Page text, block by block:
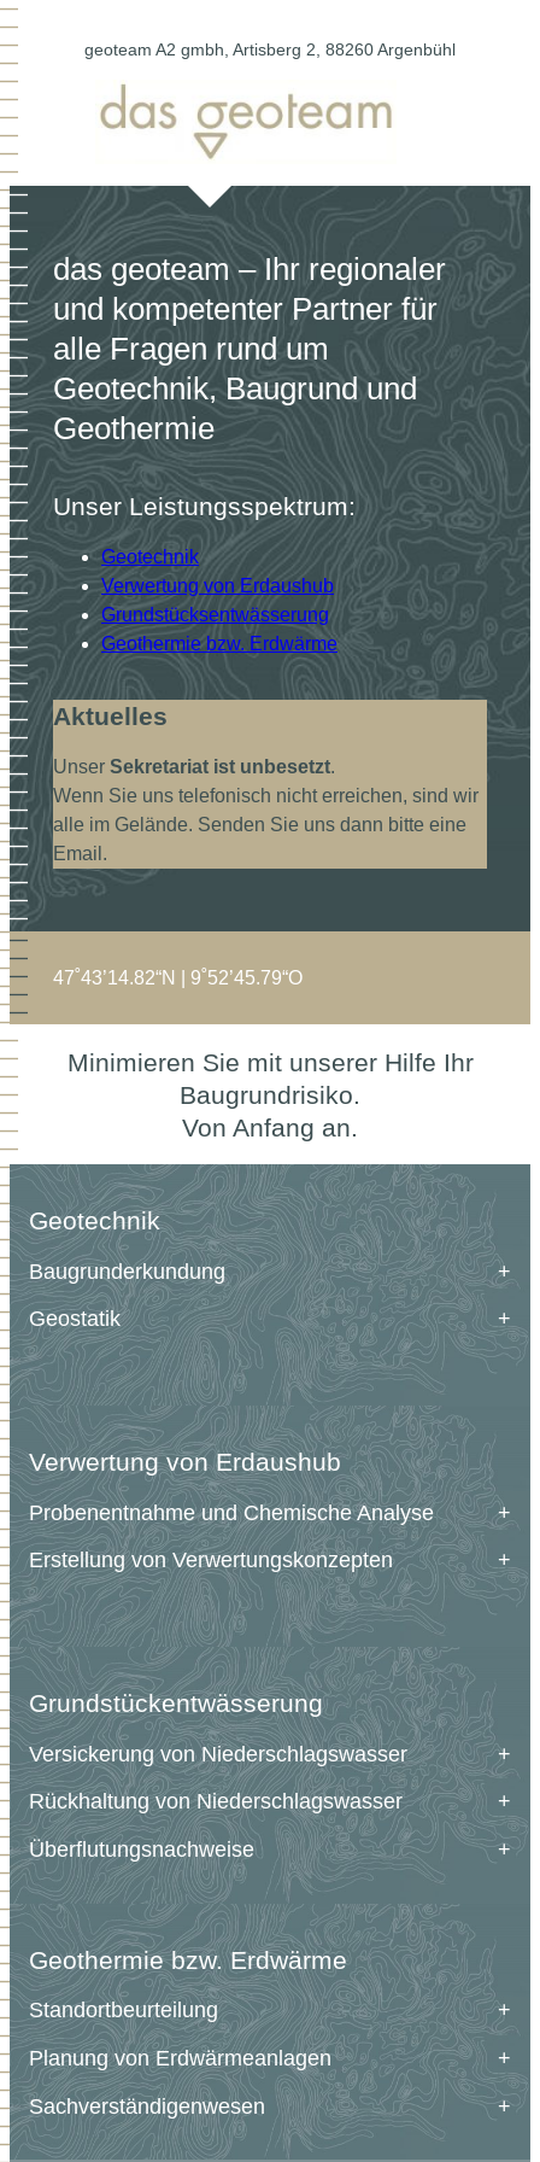
Zum
Inhalt
springen
geoteam A2 gmbh, Artisberg 2, 88260 Argenbühl
das geoteam – Ihr regionaler
und kompetenter Partner für
alle Fragen rund um
Geotechnik, Baugrund und
Geothermie
Unser Leistungsspektrum:
Geotechnik
Verwertung von Erdaushub
Grundstücksentwässerung
Geothermie bzw. Erdwärme
Aktuelles
Unser Sekretariat ist unbesetzt.
Wenn Sie uns telefonisch nicht erreichen, sind wir
alle im Gelände. Senden Sie uns dann bitte eine
Email.
47˚43’14.82“N | 9˚52’45.79“O
Minimieren Sie mit unserer Hilfe Ihr
Baugrundrisiko.
Von Anfang an.
Geotechnik
Baugrunderkundung
Geostatik
Verwertung von Erdaushub
Probenentnahme und Chemische Analyse
Erstellung von Verwertungskonzepten
Grundstückentwässerung
Versickerung von Niederschlagswasser
Rückhaltung von Niederschlagswasser
Überflutungsnachweise
Geothermie bzw. Erdwärme
Standortbeurteilung
Planung von Erdwärmeanlagen
Sachverständigenwesen